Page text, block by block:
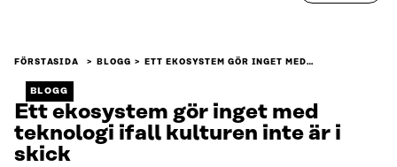
FÖRSTASIDA BLOGG ETT EKOSYSTEM GÖR INGET MED…
BLOGG
Ett ekosystem gör inget med
teknologi ifall kulturen inte är i
skick